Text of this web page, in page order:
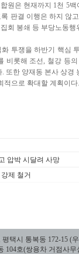
원은 현재까지 1천 5
판결 이행은 하지 않
회 봉쇄 등 부당노동
투쟁을 하반기 핵심
비롯해 조선, 철강 등
또한 양재동 본사 상경
적으로 확대할 계획이다.
압박 시달려 사망
제 철거
택시 통복동 172-15 (우
호(쌍용차 거점사무